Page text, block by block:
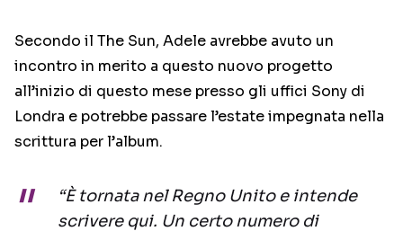
Secondo il The Sun, Adele avrebbe avuto un
incontro in merito a questo nuovo progetto
all’inizio di questo mese presso gli uffici Sony di
Londra e potrebbe passare l’estate impegnata nella
scrittura per l’album.
“È tornata nel Regno Unito e intende
scrivere qui. Un certo numero di